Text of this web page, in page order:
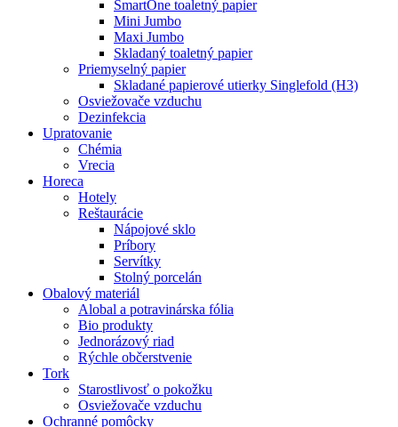
SmartOne toaletný papier
Mini Jumbo
Maxi Jumbo
Skladaný toaletný papier
Priemyselný papier
Skladané papierové utierky Singlefold (H3)
Osviežovače vzduchu
Dezinfekcia
Upratovanie
Chémia
Vrecia
Horeca
Hotely
Reštaurácie
Nápojové sklo
Príbory
Servítky
Stolný porcelán
Obalový materiál
Alobal a potravinárska fólia
Bio produkty
Jednorázový riad
Rýchle občerstvenie
Tork
Starostlivosť o pokožku
Osviežovače vzduchu
Ochranné pomôcky